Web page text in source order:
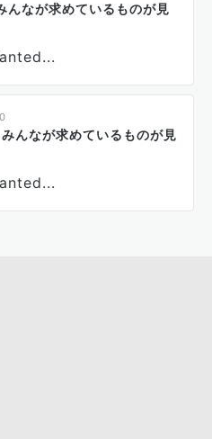
んなが求めているものが見
みんなが求めているものが見